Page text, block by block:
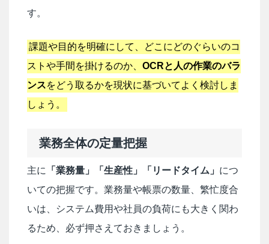
す。
課題や目的を明確にして、どこにどのぐらいのコ
ストや手間を掛けるのか、 OCRと人の作業のバラ
ンスをどう取るかを現状に基づいてよく検討しま
しょう。
業務全体の定量把握
主に 「業務量」「生産性」「リードタイム」 につ
いての把握です。業務量や帳票の数量、繁忙度合
いは、システム費用や社員の負荷にも大きく関わ
るため、必ず押さえておきましょう。